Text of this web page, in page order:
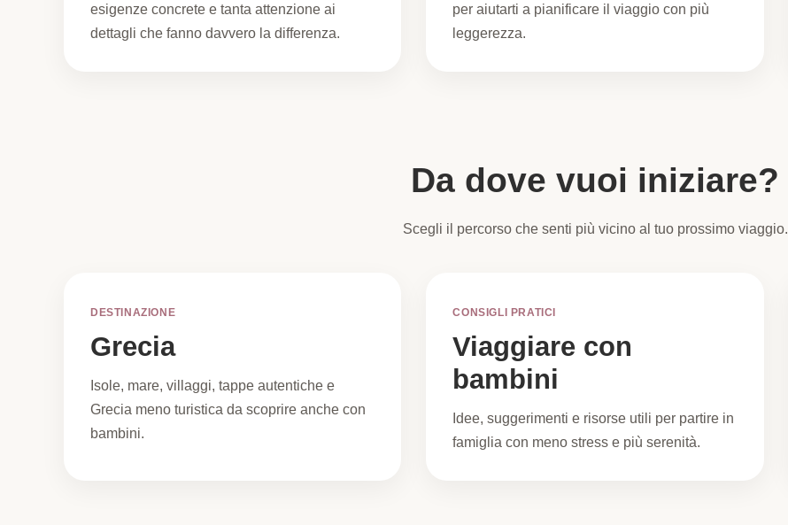
esigenze concrete e tanta attenzione ai
dettagli che fanno davvero la differenza.
per aiutarti a pianificare il viaggio con più
leggerezza.
Da dove vuoi iniziare?
Scegli il percorso che senti più vicino al tuo prossimo viaggio.
DESTINAZIONE
Grecia
Isole, mare, villaggi, tappe autentiche e
Grecia meno turistica da scoprire anche con
bambini.
CONSIGLI PRATICI
Viaggiare con
bambini
Idee, suggerimenti e risorse utili per partire in
famiglia con meno stress e più serenità.